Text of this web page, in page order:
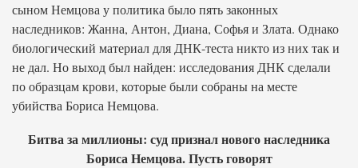
сыном Немцова у политика было пять законных
наследников: Жанна, Антон, Диана, Софья и Злата. Однако
биологический материал для ДНК-теста никто из них так и
не дал. Но выход был найден: исследования ДНК сделали
по образцам крови, которые были собраны на месте
убийства Бориса Немцова.
Битва за миллионы: суд признал нового наследника
Бориса Немцова. Пусть говорят